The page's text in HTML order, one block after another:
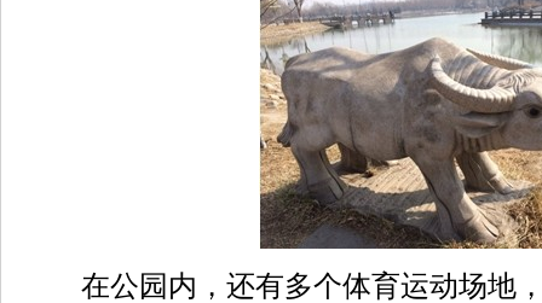
在公园内，还有多个体育运动场地